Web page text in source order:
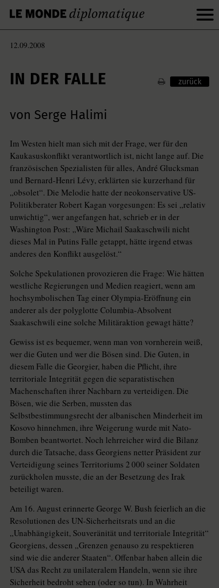
12.09.2008
IN DER FALLE zurück
von Serge Halimi
Im Westen hielt man sich mit der Frage, wer für den
Kaukasuskonflikt verantwortlich ist, nicht lange auf. Die
französischen Spezialisten für alles, André Glucksman
und Bernard-Henri Lévy, erklärten sie kurzerhand für
„obsolet“. Die Melodie hatte der neokonservative US-
Politikberater Robert Kagan vorgesungen: Es sei „relativ
unwichtig“, wer angefangen hat, schrieb er in der
Washington Post: „Wäre Michail Saakaschwili nicht
dieses Mal in Putins Falle getappt, hätte irgend etwas
anderes den Konflikt ausgelöst.“
Solche Spekulationen provozieren die Frage: Wie hätten
westliche Regierungen und Medien reagiert, wenn am
hochsymbolischen Tag einer Olympia-Eröffnung ein
anderer als der polyglotte Columbia-Absolvent
Saakaschwili eine solche Militäraktion gewagt hätte?
Gewiss ist es bequemer, wenn man von vornherein weiß,
wer die Guten und wer die Bösen sind. Die Guten, in
diesem Falle die Georgier, haben die Pflicht, ihre
territoriale Integrität gegen die separatistischen
Machenschaften ihrer Nachbarn zu verteidigen. Die
Bösen, wie die Serben, mussten das
Selbstbestimmungsrecht der albanischen Minderheit im
Kosovo hinnehmen, ihre Weigerung wurde mit Nato-
Bomben beantwortet. Noch lehrreicher wird die Bilanz
durch die Tatsache, dass Georgiens netter Präsident zur
Verteidigung seines Territoriums 2 000 seiner Soldaten
zurückholen musste, die an der Besetzung des Irak
beteiligt waren.
Am 16. August erinnerte George W. Bush feierlich an die
Resolutionen des UN-Sicherheitsrats und an die
„Unabhängigkeit, Souveränität und territoriale Integrität“
Georgiens, dessen „Grenzen genauso zu respektieren
sind wie die anderer Staaten“. Offenbar haben allein die
USA das Recht zu unilateralem Handeln, wenn sie ihre
Sicherheit bedroht sehen (oder so tun). In Wahrheit